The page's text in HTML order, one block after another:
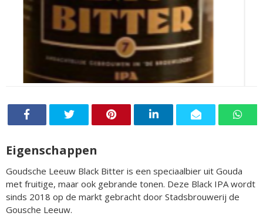
Eigenschappen
Goudsche Leeuw Black Bitter is een speciaalbier uit Gouda
met fruitige, maar ook gebrande tonen. Deze Black IPA wordt
sinds 2018 op de markt gebracht door Stadsbrouwerij de
Gousche Leeuw.